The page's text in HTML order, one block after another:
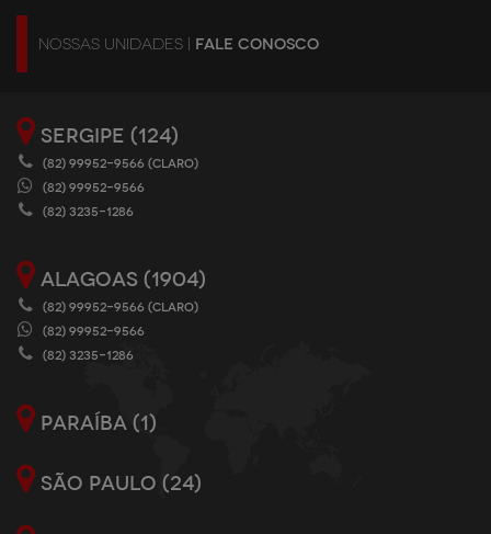
NOSSAS UNIDADES | FALE CONOSCO
SERGIPE (124)
(82) 99952-9566 (CLARO)
(82) 99952-9566
(82) 3235-1286
ALAGOAS (1904)
(82) 99952-9566 (CLARO)
(82) 99952-9566
(82) 3235-1286
PARAÍBA (1)
SÃO PAULO (24)